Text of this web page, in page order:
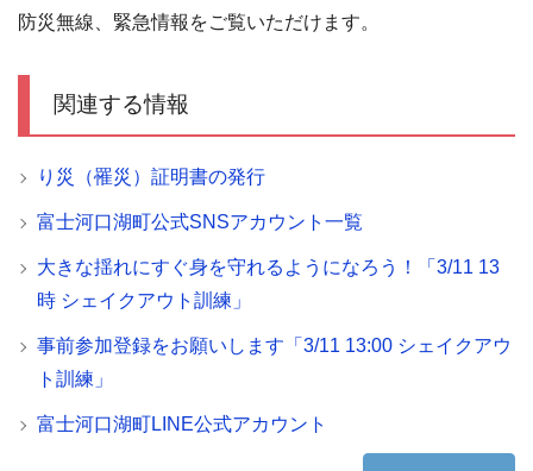
防災無線、緊急情報をご覧いただけます。
関連する情報
り災（罹災）証明書の発行
富士河口湖町公式SNSアカウント一覧
大きな揺れにすぐ身を守れるようになろう！「3/11 13
時 シェイクアウト訓練」
事前参加登録をお願いします「3/11 13:00 シェイクアウ
ト訓練」
富士河口湖町LINE公式アカウント